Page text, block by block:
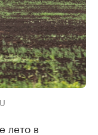
лето в